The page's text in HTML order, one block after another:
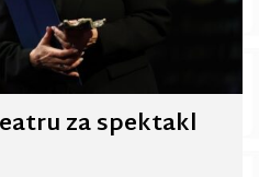
za spektakl